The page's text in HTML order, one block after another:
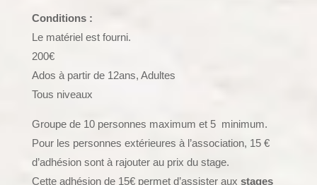
Conditions :
Le matériel est fourni.
200€
Ados à partir de 12ans, Adultes
Tous niveaux
Groupe de 10 personnes maximum et 5 minimum.
Pour les personnes extérieures à l’association, 15 €
d’adhésion sont à rajouter au prix du stage.
Cette adhésion de 15€ permet d’assister aux stages